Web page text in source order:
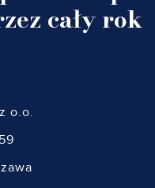
cały rok
o.o.